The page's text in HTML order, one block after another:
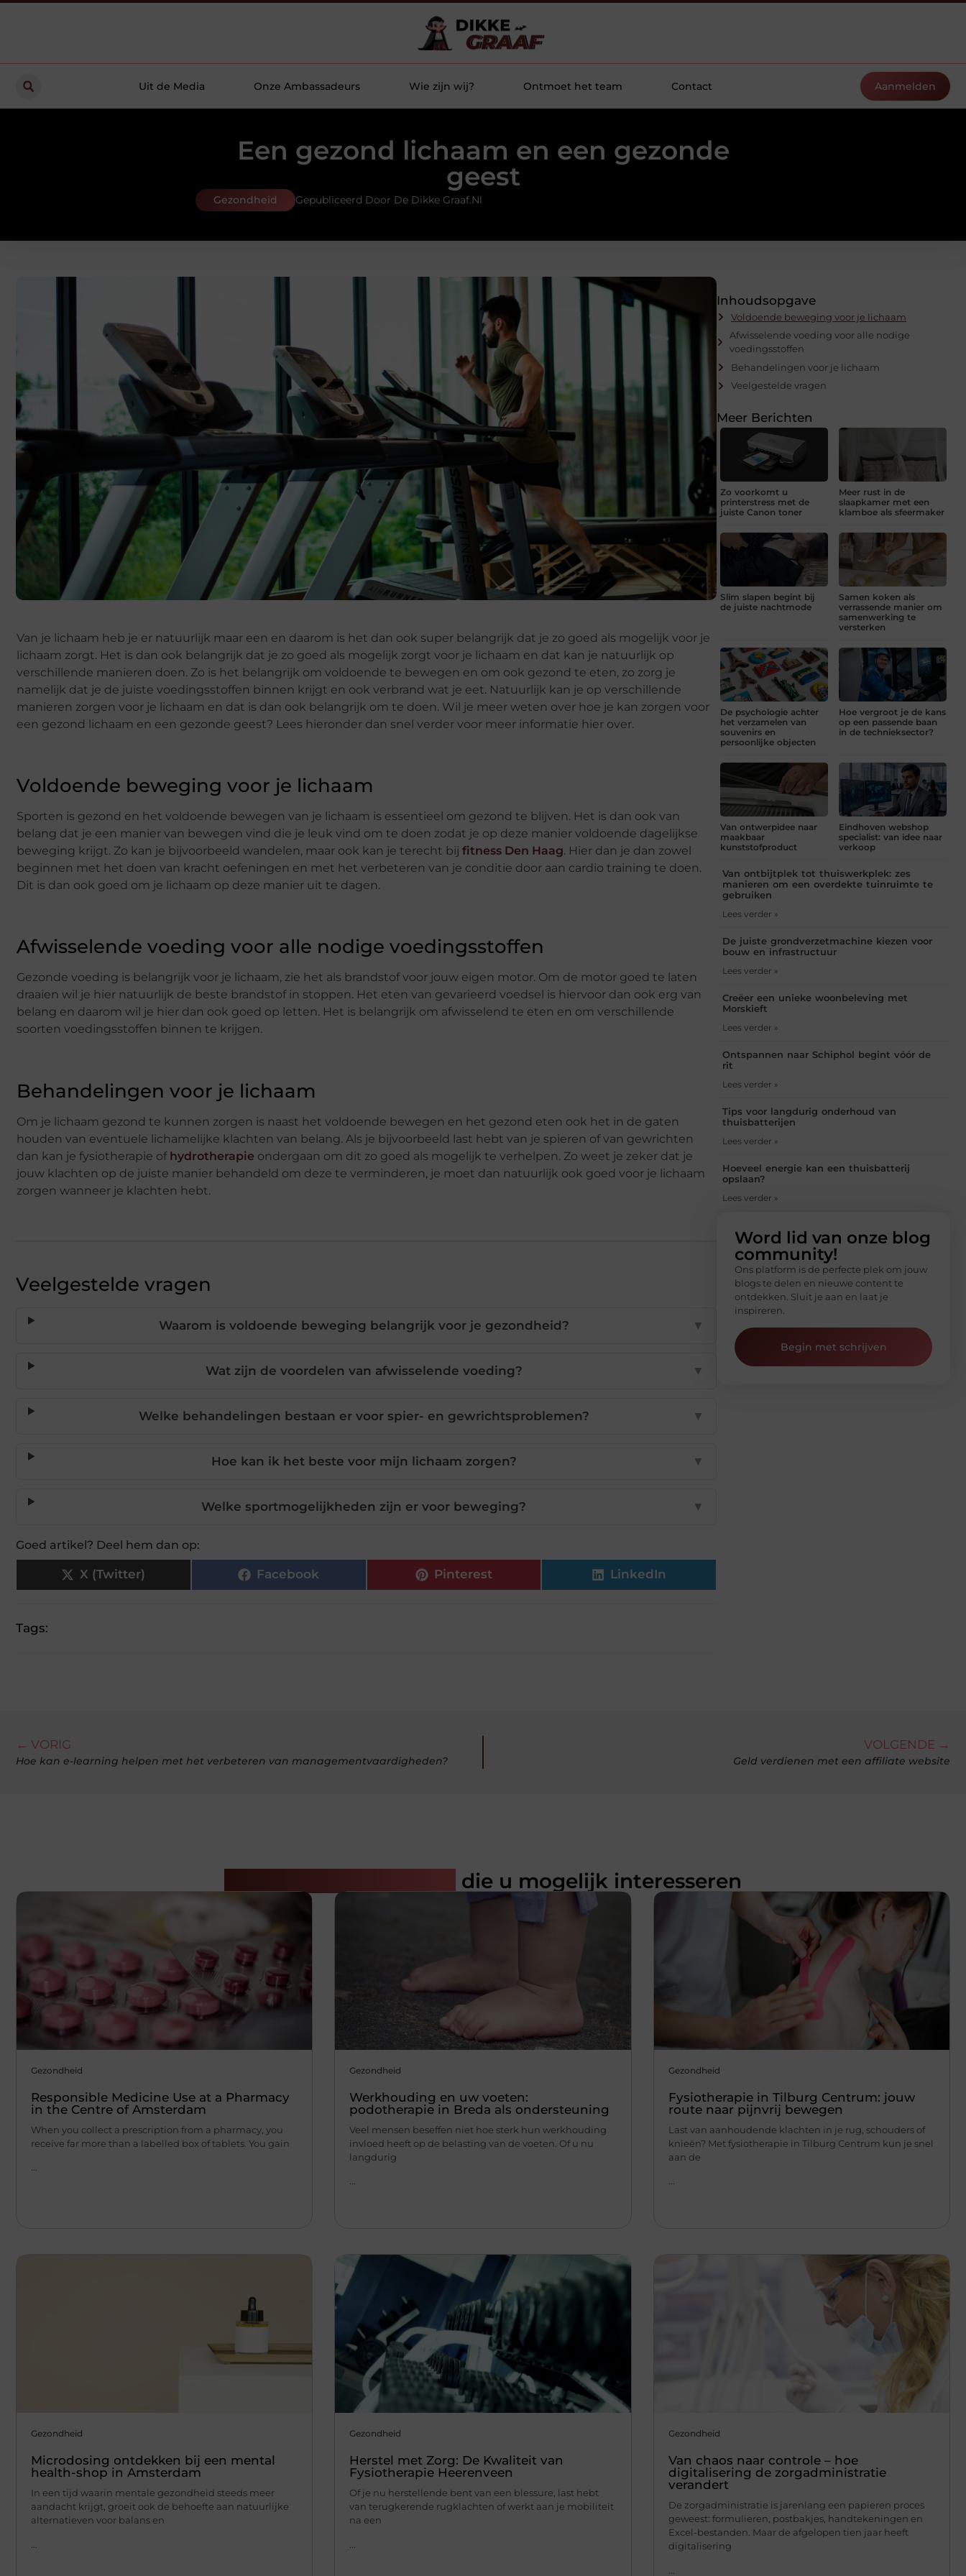
Uit de Media Onze Ambassadeurs Wie zijn wij? Ontmoet het team Contact Aanmelden
Een gezond lichaam en een gezonde
geest
Gezondheid Gepubliceerd Door De Dikke Graaf.nl
Van je lichaam heb je er natuurlijk maar een en daarom is het dan ook super belangrijk dat je zo goed als mogelijk voor je
lichaam zorgt. Het is dan ook belangrijk dat je zo goed als mogelijk zorgt voor je lichaam en dat kan je natuurlijk op
verschillende manieren doen. Zo is het belangrijk om voldoende te bewegen en om ook gezond te eten, zo zorg je
namelijk dat je de juiste voedingsstoffen binnen krijgt en ook verbrand wat je eet. Natuurlijk kan je op verschillende
manieren zorgen voor je lichaam en dat is dan ook belangrijk om te doen. Wil je meer weten over hoe je kan zorgen voor
een gezond lichaam en een gezonde geest? Lees hieronder dan snel verder voor meer informatie hier over.
Voldoende beweging voor je lichaam
Sporten is gezond en het voldoende bewegen van je lichaam is essentieel om gezond te blijven. Het is dan ook van
belang dat je een manier van bewegen vind die je leuk vind om te doen zodat je op deze manier voldoende dagelijkse
beweging krijgt. Zo kan je bijvoorbeeld wandelen, maar ook kan je terecht bij fitness Den Haag. Hier dan je dan zowel
beginnen met het doen van kracht oefeningen en met het verbeteren van je conditie door aan cardio training te doen.
Dit is dan ook goed om je lichaam op deze manier uit te dagen.
Afwisselende voeding voor alle nodige voedingsstoffen
Gezonde voeding is belangrijk voor je lichaam, zie het als brandstof voor jouw eigen motor. Om de motor goed te laten
draaien wil je hier natuurlijk de beste brandstof in stoppen. Het eten van gevarieerd voedsel is hiervoor dan ook erg van
belang en daarom wil je hier dan ook goed op letten. Het is belangrijk om afwisselend te eten en om verschillende
soorten voedingsstoffen binnen te krijgen.
Behandelingen voor je lichaam
Om je lichaam gezond te kunnen zorgen is naast het voldoende bewegen en het gezond eten ook het in de gaten
houden van eventuele lichamelijke klachten van belang. Als je bijvoorbeeld last hebt van je spieren of van gewrichten
dan kan je fysiotherapie of hydrotherapie ondergaan om dit zo goed als mogelijk te verhelpen. Zo weet je zeker dat je
jouw klachten op de juiste manier behandeld om deze te verminderen, je moet dan natuurlijk ook goed voor je lichaam
zorgen wanneer je klachten hebt.
Veelgestelde vragen
Waarom is voldoende beweging belangrijk voor je gezondheid? ▼
Wat zijn de voordelen van afwisselende voeding? ▼
Welke behandelingen bestaan er voor spier- en gewrichtsproblemen? ▼
Hoe kan ik het beste voor mijn lichaam zorgen? ▼
Welke sportmogelijkheden zijn er voor beweging? ▼
Goed artikel? Deel hem dan op:
X (Twitter) Facebook Pinterest LinkedIn
Tags:
Inhoudsopgave
Voldoende beweging voor je lichaam
Afwisselende voeding voor alle nodige
voedingsstoffen
Behandelingen voor je lichaam
Veelgestelde vragen
Meer Berichten
Zo voorkomt u
printerstress met de
juiste Canon toner
Meer rust in de
slaapkamer met een
klamboe als sfeermaker
Slim slapen begint bij
de juiste nachtmode
Samen koken als
verrassende manier om
samenwerking te
versterken
De psychologie achter
het verzamelen van
souvenirs en
persoonlijke objecten
Hoe vergroot je de kans
op een passende baan
in de technieksector?
Van ontwerpidee naar
maakbaar
kunststofproduct
Eindhoven webshop
specialist: van idee naar
verkoop
Van ontbijtplek tot thuiswerkplek: zes
manieren om een overdekte tuinruimte te
gebruiken
Lees verder »
De juiste grondverzetmachine kiezen voor
bouw en infrastructuur
Lees verder »
Creëer een unieke woonbeleving met
Morskieft
Lees verder »
Ontspannen naar Schiphol begint vóór de
rit
Lees verder »
Tips voor langdurig onderhoud van
thuisbatterijen
Lees verder »
Hoeveel energie kan een thuisbatterij
opslaan?
Lees verder »
Word lid van onze blog
community!
Ons platform is de perfecte plek om jouw
blogs te delen en nieuwe content te
ontdekken. Sluit je aan en laat je
inspireren.
Begin met schrijven
← VORIG
Hoe kan e-learning helpen met het verbeteren van managementvaardigheden?
VOLGENDE →
Geld verdienen met een affiliate website
die u mogelijk interesseren
Gezondheid
Responsible Medicine Use at a Pharmacy
in the Centre of Amsterdam
When you collect a prescription from a pharmacy, you
receive far more than a labelled box of tablets. You gain
...
Gezondheid
Werkhouding en uw voeten:
podotherapie in Breda als ondersteuning
Veel mensen beseffen niet hoe sterk hun werkhouding
invloed heeft op de belasting van de voeten. Of u nu
langdurig
...
Gezondheid
Fysiotherapie in Tilburg Centrum: jouw
route naar pijnvrij bewegen
Last van aanhoudende klachten in je rug, schouders of
knieën? Met fysiotherapie in Tilburg Centrum kun je snel
aan de
...
Gezondheid
Microdosing ontdekken bij een mental
health-shop in Amsterdam
In een tijd waarin mentale gezondheid steeds meer
aandacht krijgt, groeit ook de behoefte aan natuurlijke
alternatieven voor balans en
Gezondheid
Herstel met Zorg: De Kwaliteit van
Fysiotherapie Heerenveen
Of je nu herstellende bent van een blessure, last hebt
van terugkerende rugklachten of werkt aan je mobiliteit
na een
Gezondheid
Van chaos naar controle – hoe
digitalisering de zorgadministratie
verandert
De zorgadministratie is jarenlang een papieren proces
geweest: formulieren, postbakjes, handtekeningen en
Excel-bestanden. Maar de afgelopen tien jaar heeft
digitalisering